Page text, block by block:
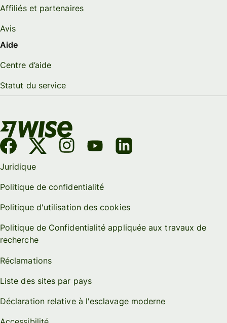
Affiliés et partenaires
Avis
Aide
Centre d’aide
Statut du service
Juridique
Politique de confidentialité
Politique d'utilisation des cookies
Politique de Confidentialité appliquée aux travaux de
recherche
Réclamations
Liste des sites par pays
Déclaration relative à l'esclavage moderne